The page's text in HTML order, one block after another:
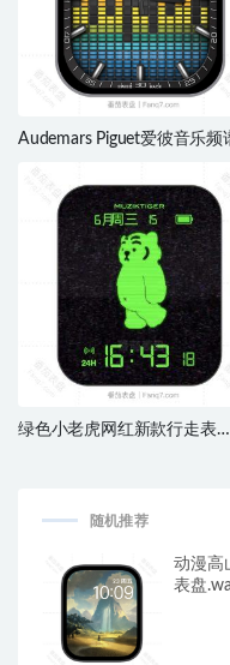
Audemars Piguet爱彼音乐频
绿色小老虎网红新款行走表
随机推荐
动漫高
表盘